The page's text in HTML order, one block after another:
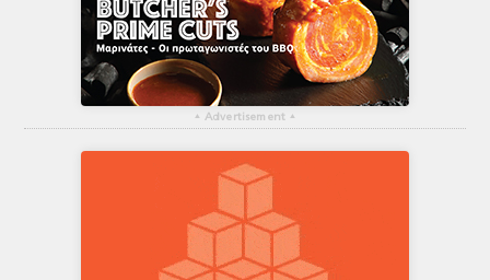
▴ Advertisement ▴